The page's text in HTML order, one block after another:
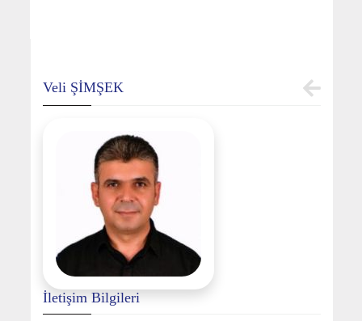
Veli ŞİMŞEK
İletişim Bilgileri